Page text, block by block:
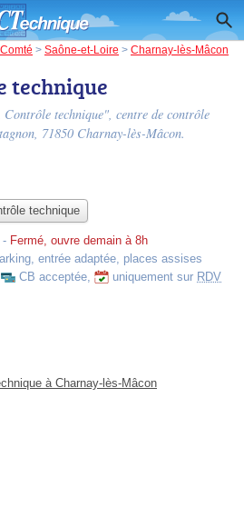
> Saône-et-Loire > Charnay-lès-Mâcon
technique
Contrôle technique", centre de contrôle
, 71850 Charnay-lès-Mâcon.
technique
- Fermé, ouvre demain à 8h
entrée adaptée, places assises
CB acceptée, uniquement sur RDV
à Charnay-lès-Mâcon